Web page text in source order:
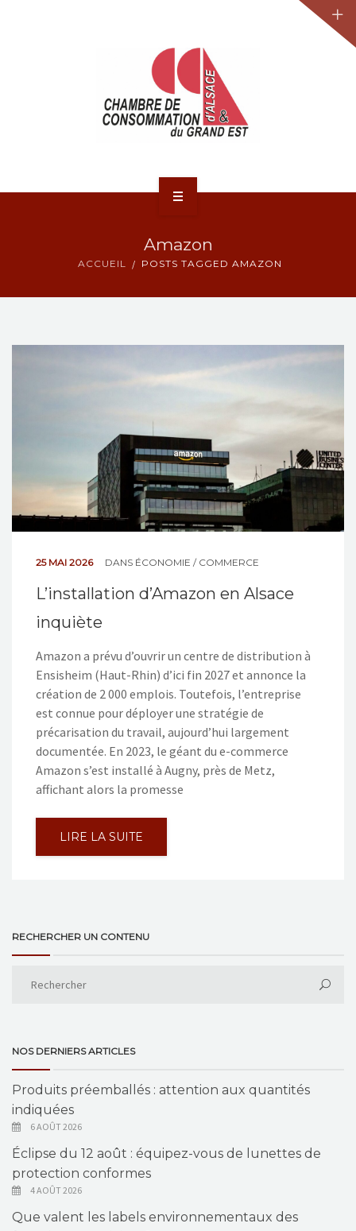
Amazon
ACCUEIL POSTS TAGGED AMAZON
25 MAI 2026 DANS ÉCONOMIE / COMMERCE
L’installation d’Amazon en Alsace
inquiète
Amazon a prévu d’ouvrir un centre de distribution à
Ensisheim (Haut-Rhin) d’ici fin 2027 et annonce la
création de 2 000 emplois. Toutefois, l’entreprise
est connue pour déployer une stratégie de
précarisation du travail, aujourd’hui largement
documentée. En 2023, le géant du e-commerce
Amazon s’est installé à Augny, près de Metz,
affichant alors la promesse
LIRE LA SUITE
RECHERCHER UN CONTENU
NOS DERNIERS ARTICLES
Produits préemballés : attention aux quantités
indiquées
6 AOÛT 2026
Éclipse du 12 août : équipez-vous de lunettes de
protection conformes
4 AOÛT 2026
Que valent les labels environnementaux des